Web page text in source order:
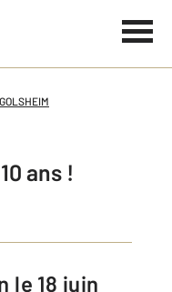
ans !